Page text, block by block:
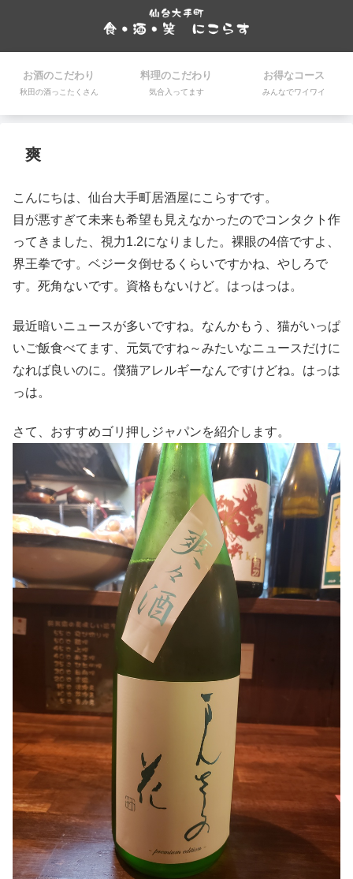
お酒のこだわり
秋田の酒っこたくさん
料理のこだわり
気合入ってます
お得なコース
みんなでワイワイ
爽
こんにちは、仙台大手町居酒屋にこらすです。
目が悪すぎて未来も希望も見えなかったのでコンタクト作
ってきました、視力1.2になりました。裸眼の4倍ですよ、
界王拳です。ベジータ倒せるくらいですかね、やしろで
す。死角ないです。資格もないけど。はっはっは。
最近暗いニュースが多いですね。なんかもう、猫がいっぱ
いご飯食べてます、元気ですね～みたいなニュースだけに
なれば良いのに。僕猫アレルギーなんですけどね。はっは
っは。
さて、おすすめゴリ押しジャパンを紹介します。